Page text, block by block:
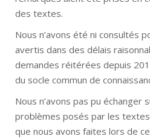
des textes.
Nous n’avons été ni consultés
avertis dans des délais
demandes réitérées depuis
du socle commun de
Nous n’avons pas pu échanger
problèmes posés par les
que nous avons faites lors de